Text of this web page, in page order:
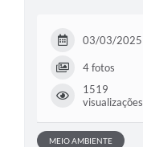
03/03/2025
4 fotos
1519
visualizações
MEIO AMBIENTE